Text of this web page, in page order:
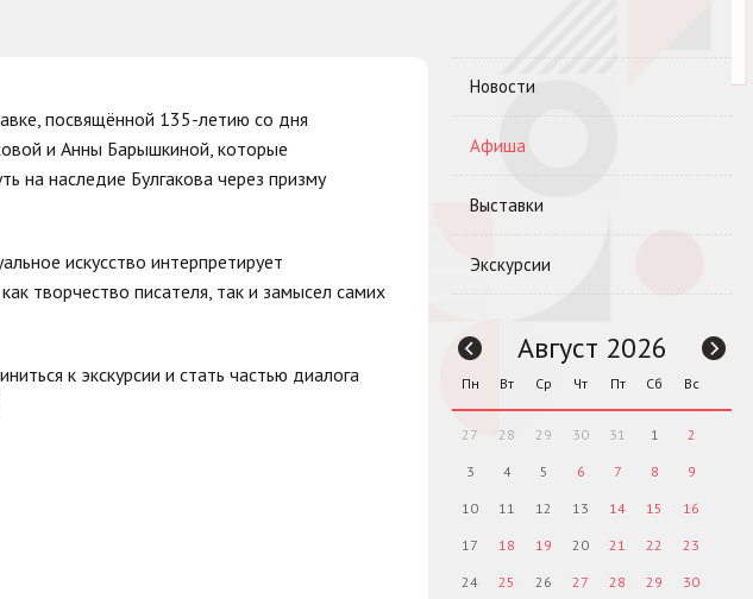
посвящённой 135-летию со дня
и Анны Барышкиной, которые
на наследие Булгакова через призму
искусство интерпретирует
творчество писателя, так и замысел самих
к экскурсии и стать частью диалога
Новости
Афиша
Выставки
Экскурсии
Август 2026
Пн Вт Ср Чт Пт Сб Вс
27 28 29 30 31 1 2
3 4 5 6 7 8 9
10 11 12 13 14 15 16
17 18 19 20 21 22 23
24 25 26 27 28 29 30